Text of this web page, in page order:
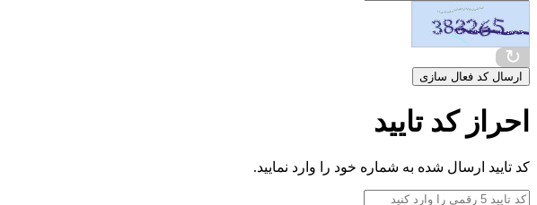
↻
ارسال کد فعال سازی
احراز کد تایید
کد تایید ارسال شده به شماره خود را وارد نمایید.